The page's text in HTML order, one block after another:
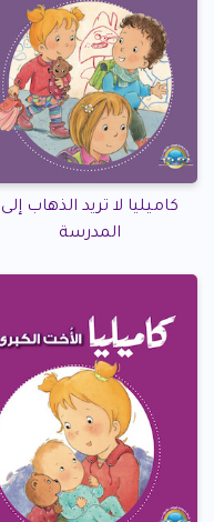
كاميليا لا تريد الذهاب إلى
المدرسة